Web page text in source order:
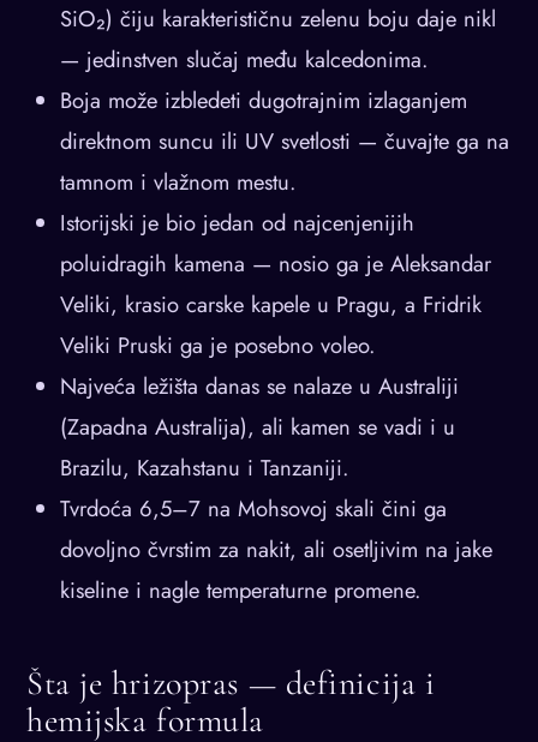
SiO₂) čiju karakterističnu zelenu boju daje nikl
— jedinstven slučaj među kalcedonima.
Boja može izbledeti dugotrajnim izlaganjem
direktnom suncu ili UV svetlosti — čuvajte ga na
tamnom i vlažnom mestu.
Istorijski je bio jedan od najcenjenijih
poluidragih kamena — nosio ga je Aleksandar
Veliki, krasio carske kapele u Pragu, a Fridrik
Veliki Pruski ga je posebno voleo.
Najveća ležišta danas se nalaze u Australiji
(Zapadna Australija), ali kamen se vadi i u
Brazilu, Kazahstanu i Tanzaniji.
Tvrdoća 6,5–7 na Mohsovoj skali čini ga
dovoljno čvrstim za nakit, ali osetljivim na jake
kiseline i nagle temperaturne promene.
Šta je hrizopras — definicija i
hemijska formula